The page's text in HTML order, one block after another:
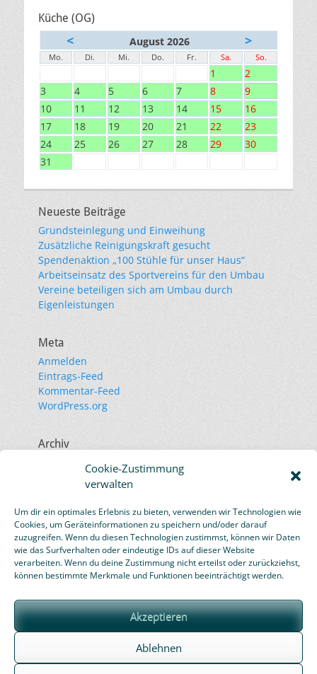
Cookie-Zustimmung
verwalten
Um dir ein optimales Erlebnis zu bieten, verwenden wir Technologien wie
Cookies, um Geräteinformationen zu speichern und/oder darauf
zuzugreifen. Wenn du diesen Technologien zustimmst, können wir Daten
wie das Surfverhalten oder eindeutige IDs auf dieser Website
verarbeiten. Wenn du deine Zustimmung nicht erteilst oder zurückziehst,
können bestimmte Merkmale und Funktionen beeinträchtigt werden.
Akzeptieren
Ablehnen
Küche (OG)
< August 2026 >
Mo. Di. Mi. Do. Fr. Sa. So.
1
2
3
4 5 6 7 8
9
10
11 12 13 14 15
16
17
18 19 20 21 22
23
24
25 26 27 28 29
30
31
Neueste Beiträge
Grundsteinlegung und Einweihung
Zusätzliche Reinigungskraft gesucht
Spendenaktion „100 Stühle für unser Haus“
Arbeitseinsatz des Sportvereins für den Umbau
Vereine beteiligen sich am Umbau durch
Eigenleistungen
Meta
Anmelden
Eintrags-Feed
Kommentar-Feed
WordPress.org
Archiv
November 2023
September 2020
November 2019
Oktober 2019
März 2019
Januar 2019
Februar 2016